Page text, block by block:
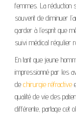
femmes. La réduction
souvent de diminuer
garder à l’esprit que
suivi médical régulier
En tant que jeune
impressionné par les
de chirurgie réfractive
qualité de vie des
différente, partage cet